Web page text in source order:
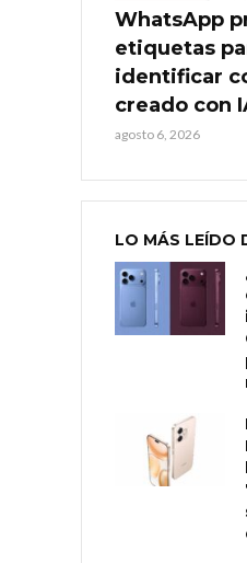
WhatsApp
etiquetas
identificar
creado con
agosto 6, 2026
LO MÁS LEÍDO